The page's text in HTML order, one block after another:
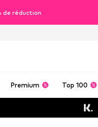
de réduction
Premium Top 100